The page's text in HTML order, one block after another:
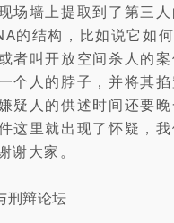
场墙上提取到了第三
的结构，比如说它如
者叫开放空间杀人的
个人的脖子，并将其
疑人的供述时间还要
这里就出现了怀疑，
谢大家。
刑辩论坛